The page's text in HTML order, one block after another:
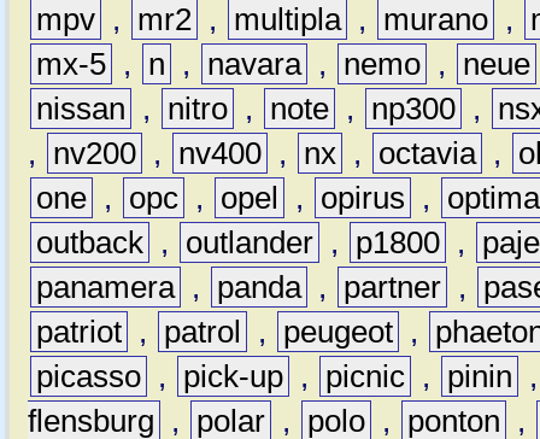
mpv , mr2 , multipla , murano ,
mx-5 , n , navara , nemo , neue
nissan
, nitro , note , np300 ,
,
nv200 , nv400 , nx , octavia ,
one , opc , opel , opirus ,
optima
outback , outlander , p1800 ,
panamera , panda , partner ,
patriot , patrol , peugeot ,
picasso , pick-up , picnic , pinin
flensburg
, polar , polo , ponton
,